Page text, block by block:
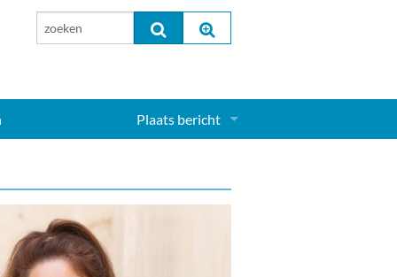
Plaats bericht